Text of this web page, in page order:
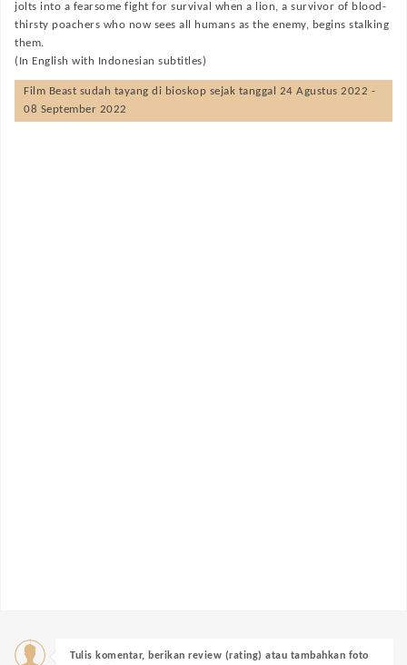
jolts into a fearsome fight for survival when a lion, a survivor of blood-
thirsty poachers who now sees all humans as the enemy, begins stalking
them.
(In English with Indonesian subtitles)
Film Beast sudah tayang di bioskop sejak tanggal 24 Agustus 2022 -
08 September 2022
Tulis komentar, berikan review (rating) atau tambahkan foto